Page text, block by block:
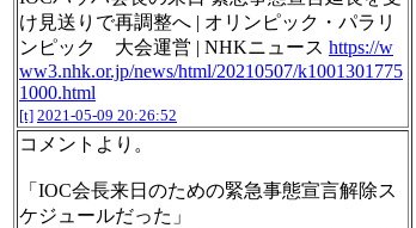
け見送りで再調整へ | オリンピック・パラリ
ンピック 大会運営 | NHKニュース https://w
ww3.nhk.or.jp/news/html/20210507/k1001301775
1000.html
[t] 2021-05-09 20:26:52
コメントより。
「IOC会長来日のための緊急事態宣言解除ス
ケジュールだった」